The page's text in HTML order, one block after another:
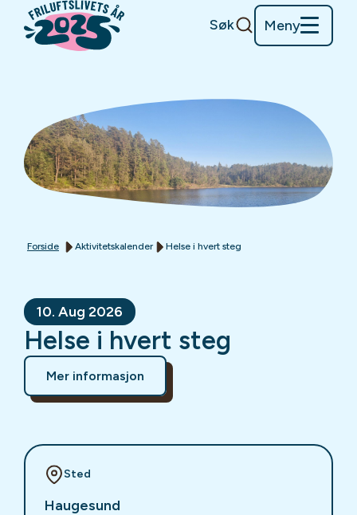
Søk Meny
Forside Aktivitetskalender Helse i hvert steg
10. Aug 2026
Helse i hvert steg
Mer informasjon
Sted
Haugesund